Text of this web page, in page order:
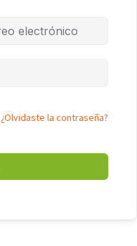
¿Olvidaste la contraseña?